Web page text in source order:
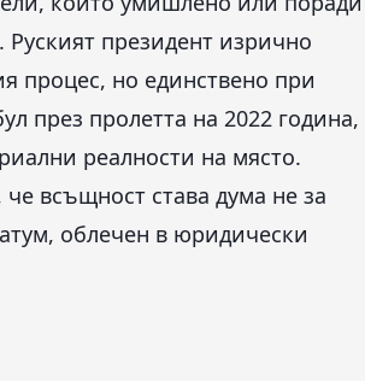
Руският президент изрично
процес, но единствено при
през пролетта на 2022 година,
реалности на място.
всъщност става дума не за
облечен в юридически